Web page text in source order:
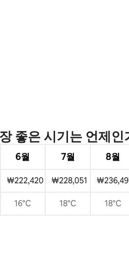
좋은 시기는 언제인
6월 7월 8월
₩222,420 ₩228,051
16°C 18°C 18°C